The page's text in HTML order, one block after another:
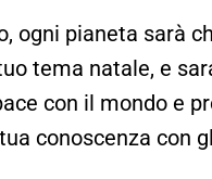
ogni pianeta sarà
tema natale, e
con il mondo e
conoscenza con